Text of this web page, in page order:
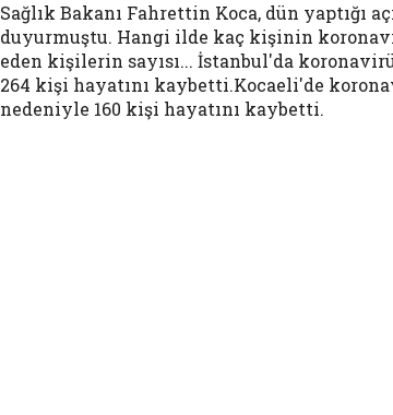
Sağlık Bakanı Fahrettin Koca, dün
duyurmuştu. Hangi ilde kaç kişinin
eden kişilerin sayısı... İstanbul'da
264 kişi hayatını kaybetti.Kocaeli'de
nedeniyle 160 kişi hayatını kaybetti.